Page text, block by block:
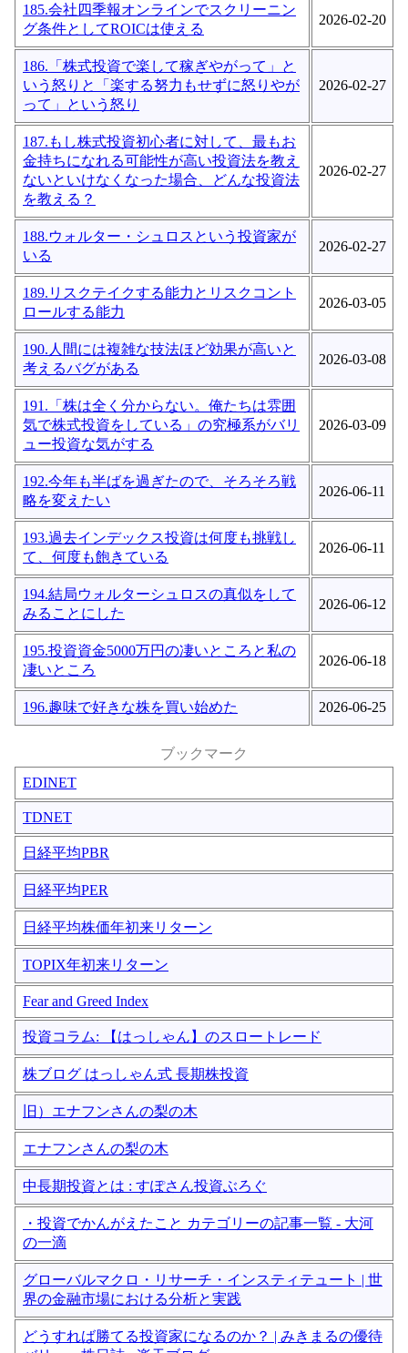
185.会社四季報オンラインでスクリーニン
グ条件としてROICは使える
2026-02-20
186.「株式投資で楽して稼ぎやがって」と
いう怒りと「楽する努力もせずに怒りやが
って」という怒り
2026-02-27
187.もし株式投資初心者に対して、最もお
金持ちになれる可能性が高い投資法を教え
ないといけなくなった場合、どんな投資法
を教える？
2026-02-27
188.ウォルター・シュロスという投資家が
いる
2026-02-27
189.リスクテイクする能力とリスクコント
ロールする能力
2026-03-05
190.人間には複雑な技法ほど効果が高いと
考えるバグがある
2026-03-08
191.「株は全く分からない。俺たちは雰囲
気で株式投資をしている」の究極系がバリ
ュー投資な気がする
2026-03-09
192.今年も半ばを過ぎたので、そろそろ戦
略を変えたい
2026-06-11
193.過去インデックス投資は何度も挑戦し
て、何度も飽きている
2026-06-11
194.結局ウォルターシュロスの真似をして
みることにした
2026-06-12
195.投資資金5000万円の凄いところと私の
凄いところ
2026-06-18
196.趣味で好きな株を買い始めた 2026-06-25
ブックマーク
EDINET
TDNET
日経平均PBR
日経平均PER
日経平均株価年初来リターン
TOPIX年初来リターン
Fear and Greed Index
投資コラム: 【はっしゃん】のスロートレード
株ブログ はっしゃん式 長期株投資
旧）エナフンさんの梨の木
エナフンさんの梨の木
中長期投資とは : すぽさん投資ぶろぐ
・投資でかんがえたこと カテゴリーの記事一覧 - 大河
の一滴
グローバルマクロ・リサーチ・インスティテュート | 世
界の金融市場における分析と実践
どうすれば勝てる投資家になるのか？ | みきまるの優待